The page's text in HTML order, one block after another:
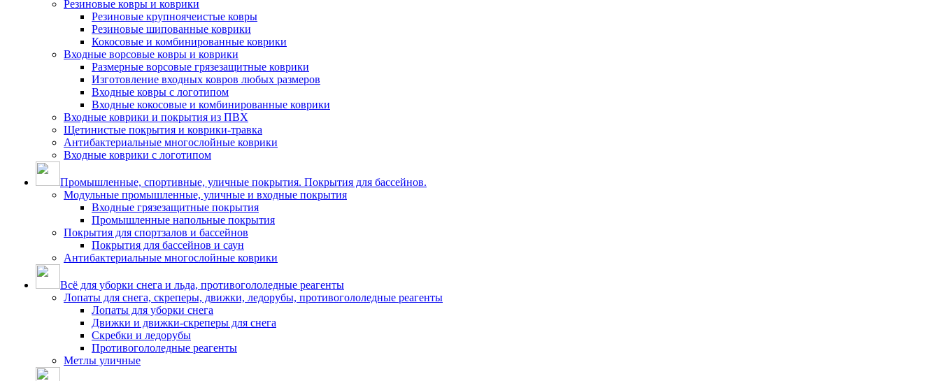
Резиновые ковры и коврики
Резиновые крупноячеистые ковры
Резиновые шипованные коврики
Кокосовые и комбинированные коврики
Входные ворсовые ковры и коврики
Размерные ворсовые грязезащитные коврики
Изготовление входных ковров любых размеров
Входные ковры с логотипом
Входные кокосовые и комбинированные коврики
Входные коврики и покрытия из ПВХ
Щетинистые покрытия и коврики-травка
Антибактериальные многослойные коврики
Входные коврики с логотипом
Промышленные, спортивные, уличные покрытия. Покрытия для бассейнов.
Модульные промышленные, уличные и входные покрытия
Входные грязезащитные покрытия
Промышленные напольные покрытия
Покрытия для спортзалов и бассейнов
Покрытия для бассейнов и саун
Антибактериальные многослойные коврики
Всё для уборки снега и льда, противогололедные реагенты
Лопаты для снега, скреперы, движки, ледорубы, противогололедные реагенты
Лопаты для уборки снега
Движки и движки-скреперы для снега
Скребки и ледорубы
Противогололедные реагенты
Метлы уличные